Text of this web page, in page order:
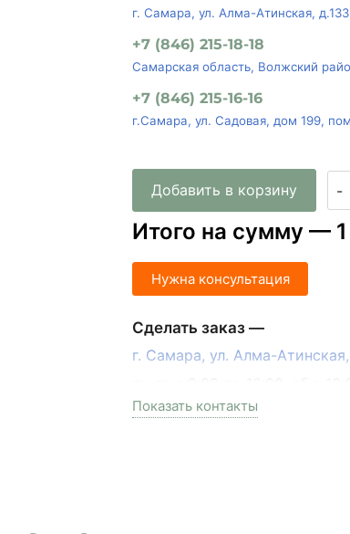
г. Самара, ул. Алма-Атинская,
+7 (846) 215-18-18
Самарская область, Волжский
+7 (846) 215-16-16
г.Самара, ул. Садовая, дом 199,
Добавить в корзину -
Итого на сумму —
Нужна консультация
Сделать заказ —
г. Самара, ул. Алма-
+7 (846) 215-17-17
Показать контакты